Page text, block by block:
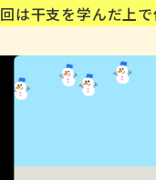
回は干支を学んだ上で